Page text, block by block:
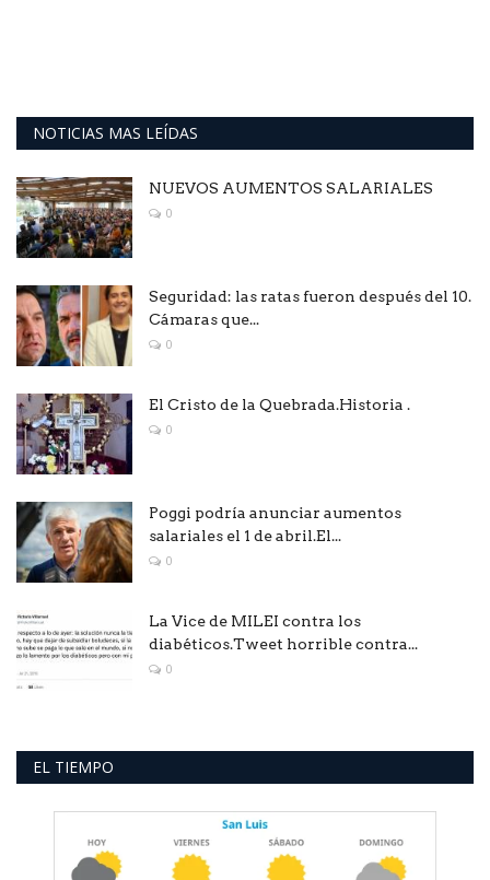
NOTICIAS MAS LEÍDAS
NUEVOS AUMENTOS SALARIALES
0
Seguridad: las ratas fueron después del 10.
Cámaras que...
0
El Cristo de la Quebrada.Historia .
0
Poggi podría anunciar aumentos
salariales el 1 de abril.El...
0
La Vice de MILEI contra los
diabéticos.Tweet horrible contra...
0
EL TIEMPO